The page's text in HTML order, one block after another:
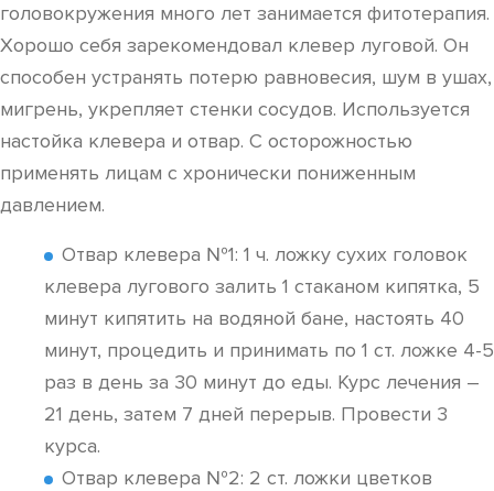
головокружения много лет занимается фитотерапия.
Хорошо себя зарекомендовал клевер луговой. Он
способен устранять потерю равновесия, шум в ушах,
мигрень, укрепляет стенки сосудов. Используется
настойка клевера и отвар. С осторожностью
применять лицам с хронически пониженным
давлением.
Отвар клевера №1: 1 ч. ложку сухих головок
клевера лугового залить 1 стаканом кипятка, 5
минут кипятить на водяной бане, настоять 40
минут, процедить и принимать по 1 ст. ложке 4-5
раз в день за 30 минут до еды. Курс лечения –
21 день, затем 7 дней перерыв. Провести 3
курса.
Отвар клевера №2: 2 ст. ложки цветков